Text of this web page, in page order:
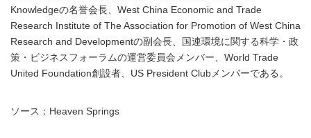
Knowledgeの名誉会長、West China Economic and Trade
Research Institute of The Association for Promotion of West China
Research and Developmentの副会長、国連環境に関する科学・政
策・ビジネスフォーラムの運営委員会メンバー、World Trade
United Foundation創設者、US President Clubメンバーである。
ソース：Heaven Springs